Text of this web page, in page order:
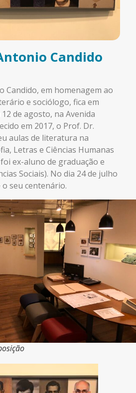
Candido
Candido, em homenagem ao
e sociólogo, fica em
de agosto, na Avenida
em 2017, o Prof. Dr.
aulas de literatura na
Letras e Ciências Humanas
foi ex-aluno de graduação e
Sociais). No dia 24 de julho
o seu centenário.